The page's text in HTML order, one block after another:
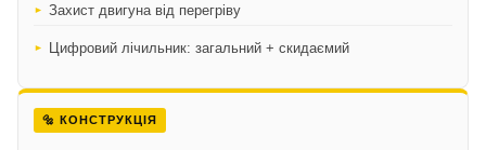
Захист двигуна від перегріву
Цифровий лічильник: загальний + скидаємий
🔩 КОНСТРУКЦІЯ